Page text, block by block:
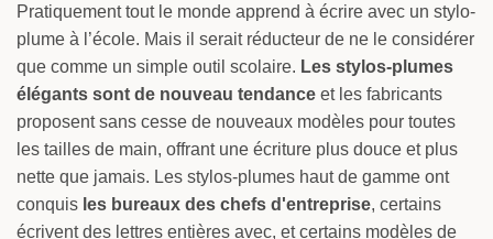
Pratiquement tout le monde apprend à écrire avec un stylo-
plume à l’école. Mais il serait réducteur de ne le considérer
que comme un simple outil scolaire. Les stylos-plumes
élégants sont de nouveau tendance et les fabricants
proposent sans cesse de nouveaux modèles pour toutes
les tailles de main, offrant une écriture plus douce et plus
nette que jamais. Les stylos-plumes haut de gamme ont
conquis les bureaux des chefs d'entreprise, certains
écrivent des lettres entières avec, et certains modèles de